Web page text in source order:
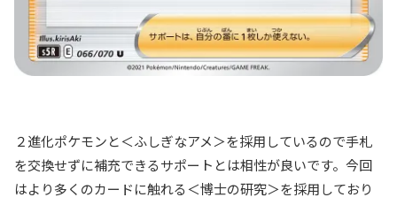
２進化ポケモンと＜ふしぎなアメ＞を採用しているので手札
を交換せずに補充できるサポートとは相性が良いです。今回
はより多くのカードに触れる＜博士の研究＞を採用しており